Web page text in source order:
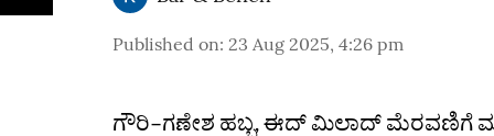
Published on: 23 Aug 2025, 4:26 pm
ಗೌರಿ–ಗಣೇಶ ಹಬ್ಬ, ಈದ್ ಮಿಲಾದ್‌ ಮೆರವಣಿಗೆ